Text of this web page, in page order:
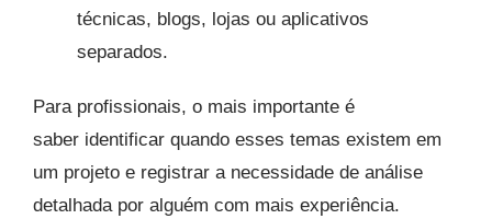
técnicas, blogs, lojas ou aplicativos
separados.
Para profissionais, o mais importante é
saber identificar quando esses temas existem em
um projeto e registrar a necessidade de análise
detalhada por alguém com mais experiência.